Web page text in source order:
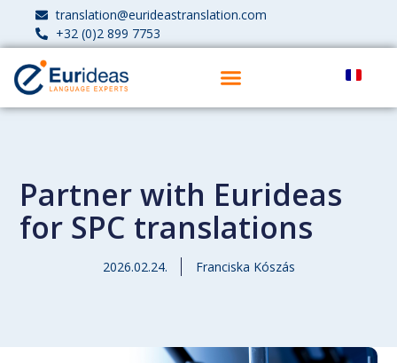
translation@eurideastranslation.com
+32 (0)2 899 7753
Partner with Eurideas
for SPC translations
2026.02.24. Franciska Kószás